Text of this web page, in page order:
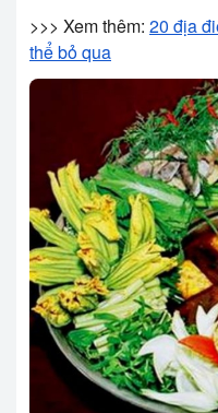
>>> Xem thêm: 20 địa
thể bỏ qua